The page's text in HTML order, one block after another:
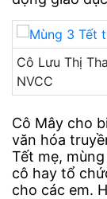
Cô Lưu Thị
NVCC
Cô Mây cho
văn hóa
Tết mẹ,
cô hay tổ
cho các em.